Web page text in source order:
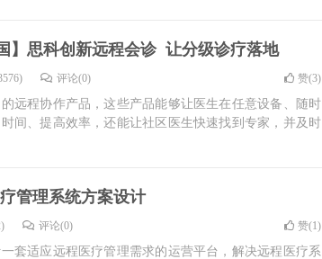
】思科创新远程会诊 让分级诊疗落地
评论(0) 赞(3)
远程协作产品，这些产品能够让医生在任意设备、随时
间、提高效率，还能让社区医生快速找到专家，并及时
管理系统方案设计
评论(0) 赞(1)
套适应远程医疗管理需求的运营平台，解决远程医疗系